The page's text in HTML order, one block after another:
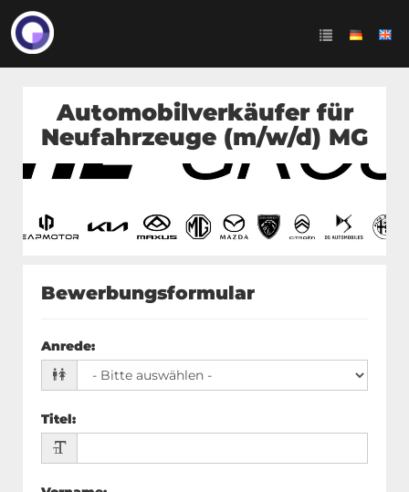
Automobilverkäufer für
Neufahrzeuge (m/w/d) MG
Bewerbungsformular
Anrede:
Titel: